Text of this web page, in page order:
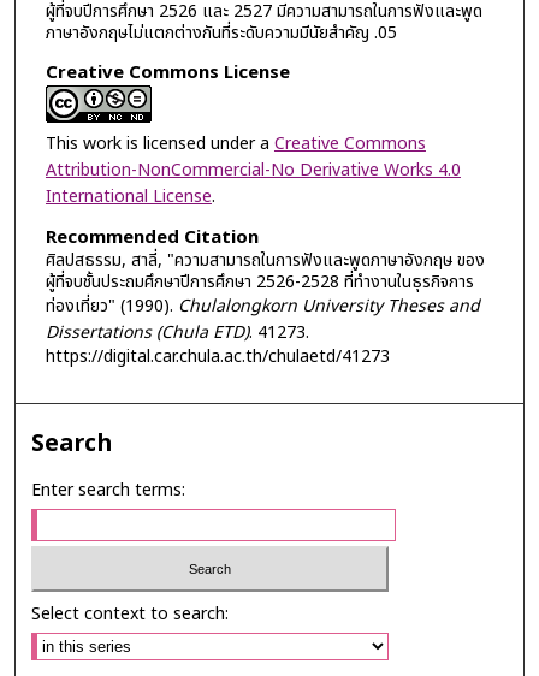
ผู้ที่จบปีการศึกษา 2526 และ 2527 มีความสามารถในการฟังและพูด
ภาษาอังกฤษไม่แตกต่างกันที่ระดับความมีนัยสำคัญ .05
Creative Commons License
This work is licensed under a Creative Commons
Attribution-NonCommercial-No Derivative Works 4.0
International License.
Recommended Citation
ศิลปสธรรม, สาลี่, "ความสามารถในการฟังและพูดภาษาอังกฤษ ของ
ผู้ที่จบชั้นประถมศึกษาปีการศึกษา 2526-2528 ที่ทำงานในธุรกิจการ
ท่องเที่ยว" (1990). Chulalongkorn University Theses and
Dissertations (Chula ETD). 41273.
https://digital.car.chula.ac.th/chulaetd/41273
Search
Enter search terms:
Select context to search: